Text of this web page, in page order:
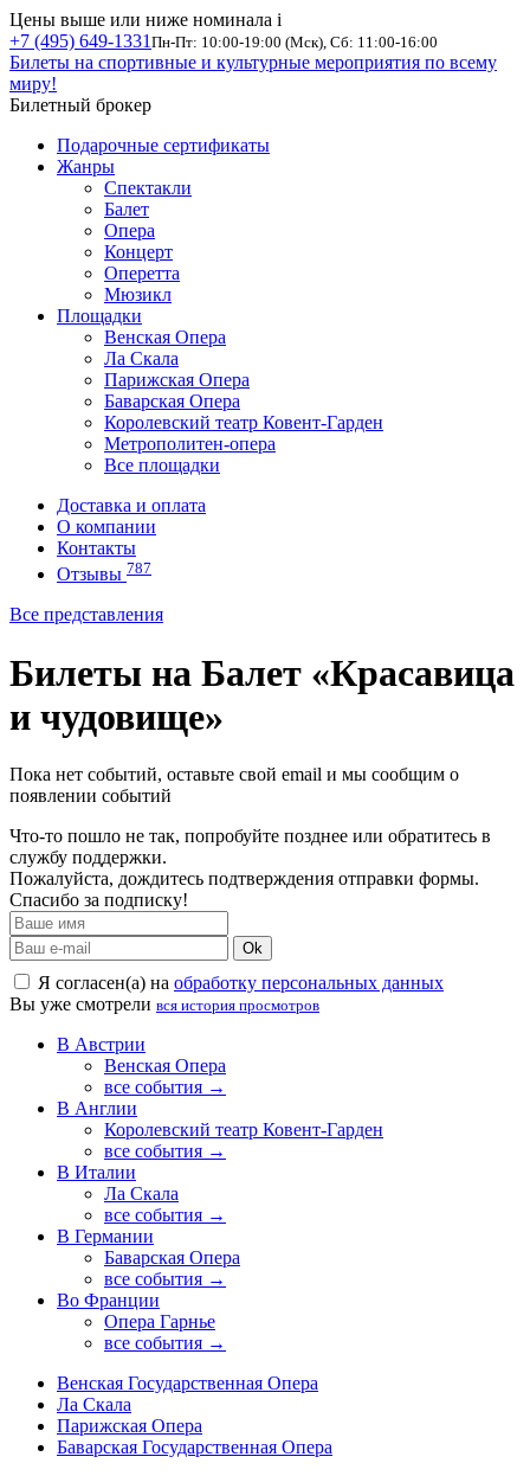
Цены выше или ниже номинала i
+7 (495) 649-1331 Пн-Пт: 10:00-19:00 (Мск), Сб: 11:00-16:00
Билеты на спортивные и культурные мероприятия по всему
миру!
Билетный брокер
Подарочные сертификаты
Жанры
Спектакли
Балет
Опера
Концерт
Оперетта
Мюзикл
Площадки
Венская Опера
Ла Скала
Парижская Опера
Баварская Опера
Королевский театр Ковент-Гарден
Метрополитен-опера
Все площадки
Доставка и оплата
О компании
Контакты
Отзывы 787
Все представления
Билеты на Балет «Красавица
и чудовище»
Пока нет событий, оставьте свой email и мы сообщим о
появлении событий
Что-то пошло не так, попробуйте позднее или обратитесь в
службу поддержки.
Пожалуйста, дождитесь подтверждения отправки формы.
Спасибо за подписку!
Ok
Я согласен(а) на обработку персональных данных
Вы уже смотрели вся история просмотров
В Австрии
Венская Опера
все события →
В Англии
Королевский театр Ковент-Гарден
все события →
В Италии
Ла Скала
все события →
В Германии
Баварская Опера
все события →
Во Франции
Опера Гарнье
все события →
Венская Государственная Опера
Ла Скала
Парижская Опера
Баварская Государственная Опера